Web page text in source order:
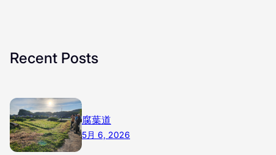
Recent Posts
腐葉道
5月 6, 2026